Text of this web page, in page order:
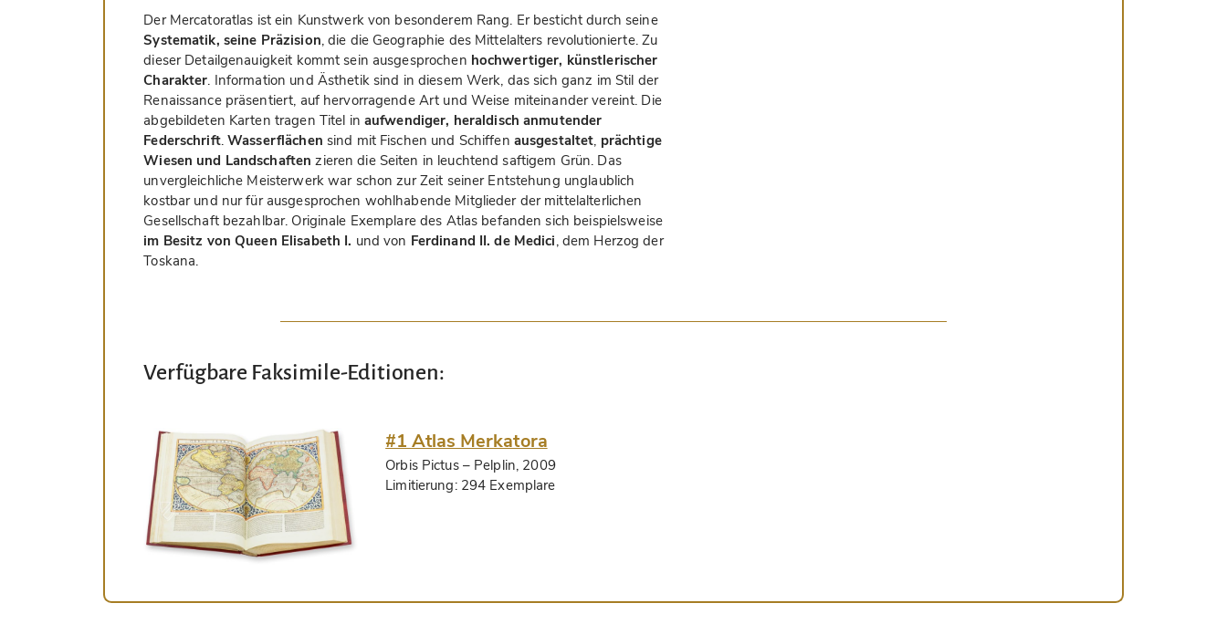
Der Mercatoratlas ist ein Kunstwerk von besonderem Rang. Er besticht durch seine
Systematik, seine Präzision, die die Geographie des Mittelalters revolutionierte. Zu
dieser Detailgenauigkeit kommt sein ausgesprochen hochwertiger, künstlerischer
Charakter. Information und Ästhetik sind in diesem Werk, das sich ganz im Stil der
Renaissance präsentiert, auf hervorragende Art und Weise miteinander vereint. Die
abgebildeten Karten tragen Titel in aufwendiger, heraldisch anmutender
Federschrift.Wasserflächen sind mit Fischen und Schiffen ausgestaltet, prächtige
Wiesen und Landschaften zieren die Seiten in leuchtend saftigem Grün. Das
unvergleichliche Meisterwerk war schon zur Zeit seiner Entstehung unglaublich
kostbar und nur für ausgesprochen wohlhabende Mitglieder der mittelalterlichen
Gesellschaft bezahlbar. Originale Exemplare des Atlas befanden sich beispielsweise
im Besitz von Queen Elisabeth I. und von Ferdinand II. de Medici, dem Herzog der
Toskana.
Verfügbare Faksimile-Editionen:
#1 Atlas Merkatora
Orbis Pictus– Pelplin, 2009
Limitierung: 294 Exemplare